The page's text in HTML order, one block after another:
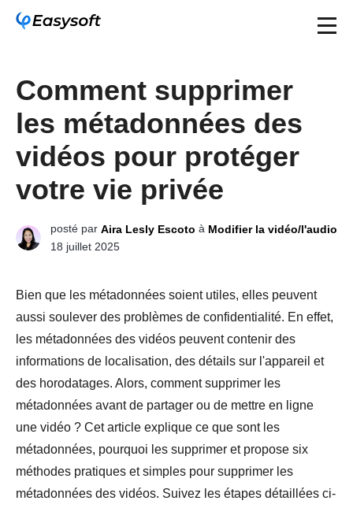
Comment supprimer
les métadonnées des
vidéos pour protéger
votre vie privée
posté par Aira Lesly Escoto à Modifier la vidéo/l'audio
18 juillet 2025
Bien que les métadonnées soient utiles, elles peuvent
aussi soulever des problèmes de confidentialité. En effet,
les métadonnées des vidéos peuvent contenir des
informations de localisation, des détails sur l'appareil et
des horodatages. Alors, comment supprimer les
métadonnées avant de partager ou de mettre en ligne
une vidéo ? Cet article explique ce que sont les
métadonnées, pourquoi les supprimer et propose six
méthodes pratiques et simples pour supprimer les
métadonnées des vidéos. Suivez les étapes détaillées ci-